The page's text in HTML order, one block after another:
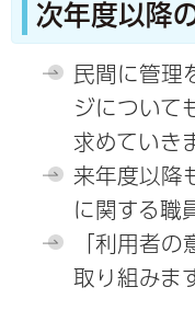
次年度以降
民間に管理
ジについて
求めていき
来年度以降
に関する職
「利用者の
取り組みま